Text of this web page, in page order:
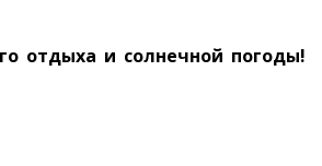
отдыха и солнечной погоды!